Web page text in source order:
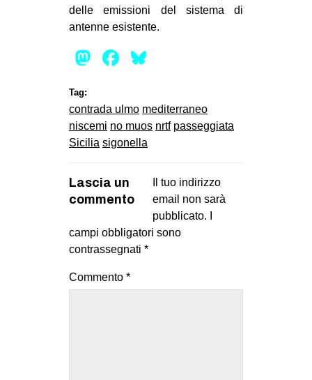
delle emissioni del sistema di
antenne esistente.
Mastodon
Facebook
Tag:
contrada ulmo mediterraneo
niscemi no muos nrtf passeggiata
Sicilia sigonella
Lascia un
commento
Il tuo indirizzo
email non sarà
pubblicato.
campi obbligatori sono
contrassegnati *
Commento *